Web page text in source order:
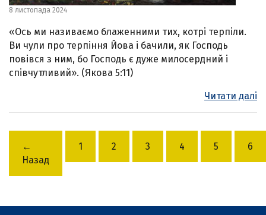
8 листопада 2024
«Ось ми називаємо блаженними тих, котрі терпіли.
Ви чули про терпіння Йова і бачили, як Господь
повівся з ним, бо Господь є дуже милосердний і
співчутливий». (Якова 5:11)
Читати далі
←
Назад
1 2 3 4 5 6